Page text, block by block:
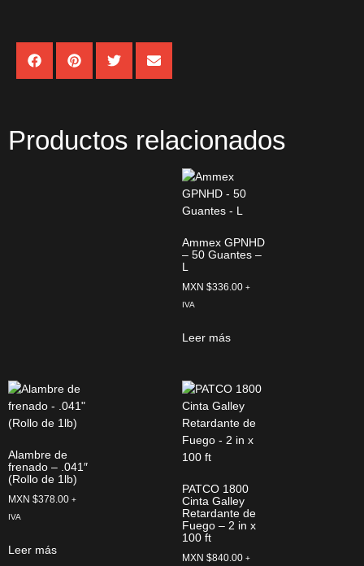
Productos relacionados
Ammex GPNHD
– 50 Guantes –
L
MXN $336.00 +
IVA
Leer más
Alambre de
frenado – .041″
(Rollo de 1lb)
MXN $378.00 +
IVA
Leer más
PATCO 1800
Cinta Galley
Retardante de
Fuego – 2 in x
100 ft
MXN $840.00 +